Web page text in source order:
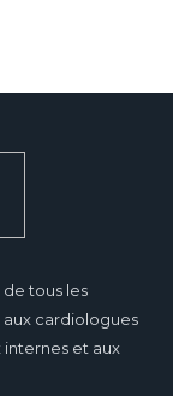
tous les
cardiologues
internes et aux